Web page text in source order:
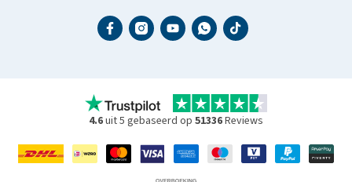
4.6uit 5 gebaseerd op 51336Reviews